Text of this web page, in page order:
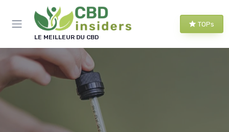
LE MEILLEUR DU CBD
TOPs
Panneau de gestion des cookies